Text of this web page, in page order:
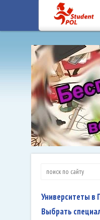
google-site-verification:
Университеты
Выбрать